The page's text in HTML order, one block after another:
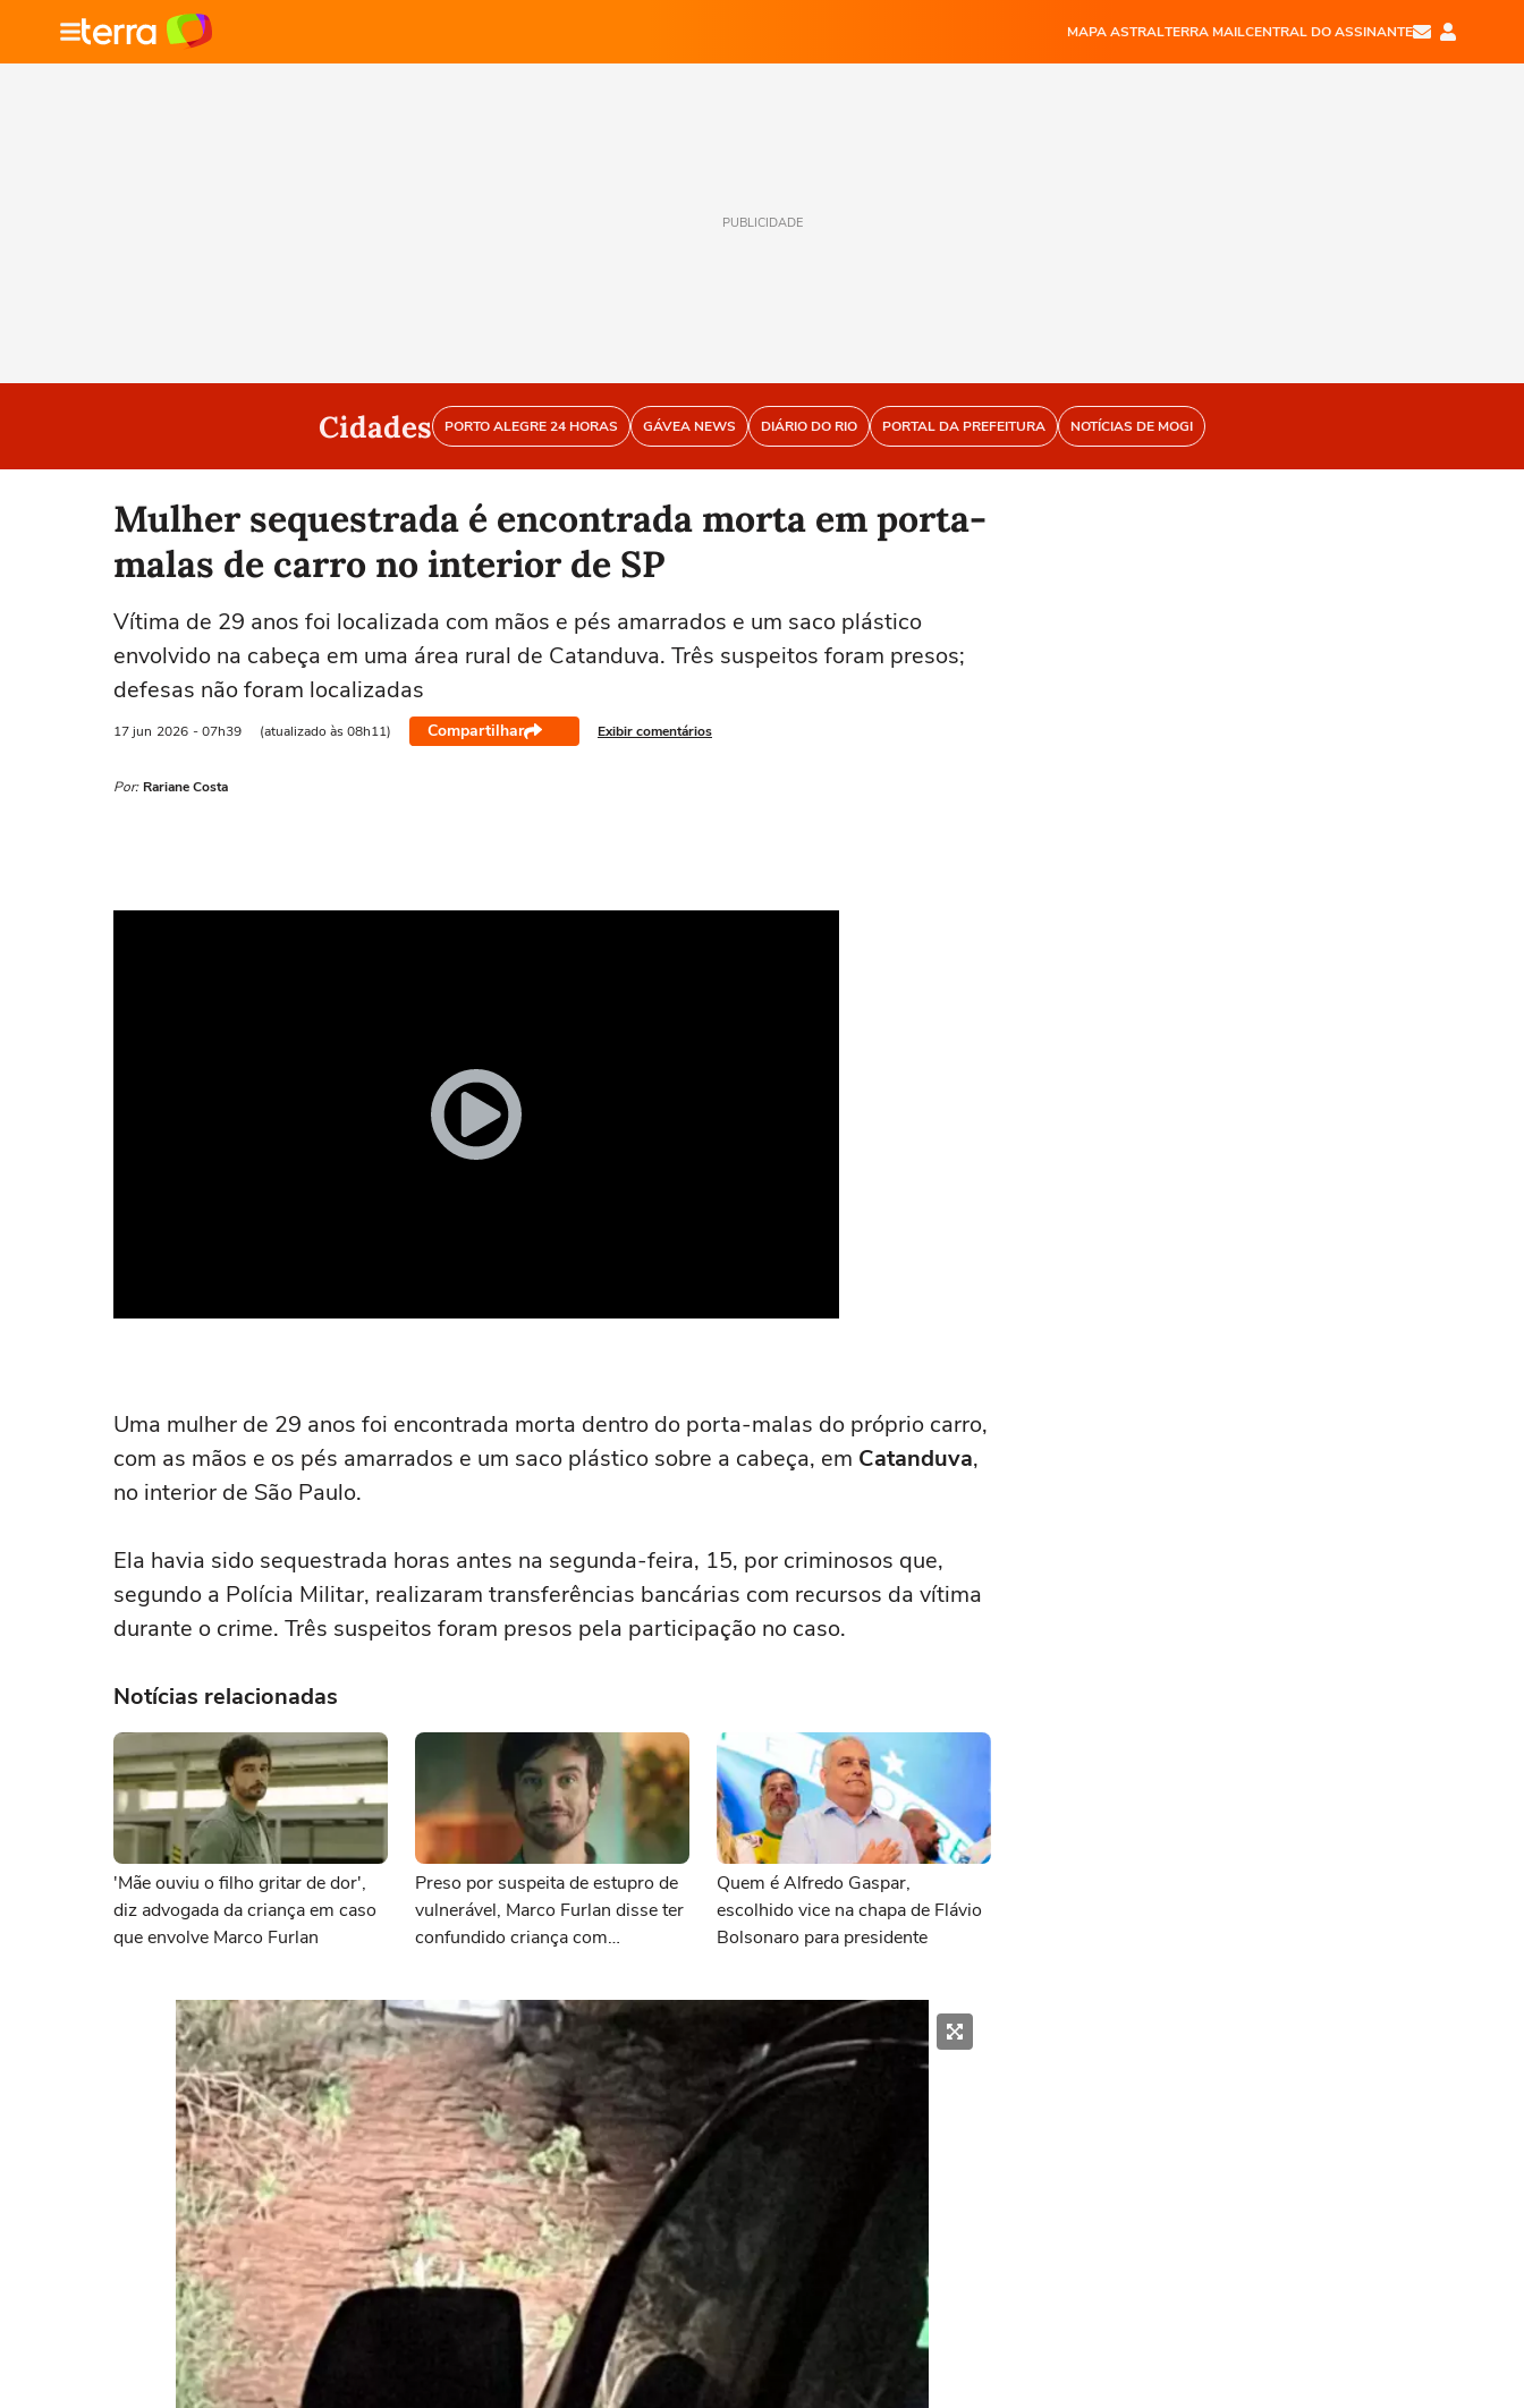
MAPA ASTRALTERRA MAILCENTRAL DO ASSINANTE
PUBLICIDADE
Cidades PORTO ALEGRE 24 HORAS GÁVEA NEWS DIÁRIO DO RIO PORTAL DA PREFEITURA NOTÍCIAS DE MOGI
Mulher sequestrada é encontrada morta em porta-
malas de carro no interior de SP
Vítima de 29 anos foi localizada com mãos e pés amarrados e um saco plástico
envolvido na cabeça em uma área rural de Catanduva. Três suspeitos foram presos;
defesas não foram localizadas
17 jun 2026 - 07h39 (atualizado às 08h11) Compartilhar Exibir comentários
Por: Rariane Costa
Uma mulher de 29 anos foi encontrada morta dentro do porta-malas do próprio carro,
com as mãos e os pés amarrados e um saco plástico sobre a cabeça, em Catanduva,
no interior de São Paulo.
Ela havia sido sequestrada horas antes na segunda-feira, 15, por criminosos que,
segundo a Polícia Militar, realizaram transferências bancárias com recursos da vítima
durante o crime. Três suspeitos foram presos pela participação no caso.
Notícias relacionadas
'Mãe ouviu o filho gritar de dor',
diz advogada da criança em caso
que envolve Marco Furlan
Preso por suspeita de estupro de
vulnerável, Marco Furlan disse ter
confundido criança com
Quem é Alfredo Gaspar,
escolhido vice na chapa de Flávio
Bolsonaro para presidente